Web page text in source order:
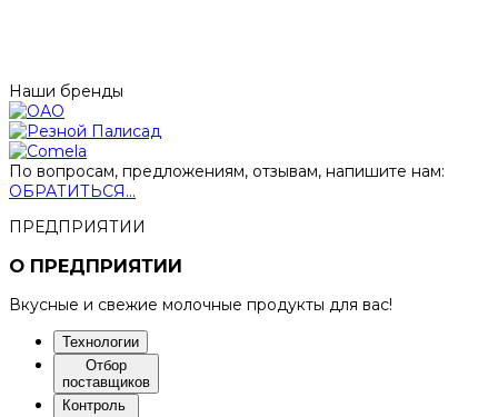
Наши бренды
По вопросам, предложениям, отзывам, напишите нам:
ОБРАТИТЬСЯ...
ПРЕДПРИЯТИИ
О ПРЕДПРИЯТИИ
Вкусные и свежие молочные продукты для вас!
Технологии
Отбор
поставщиков
Контроль